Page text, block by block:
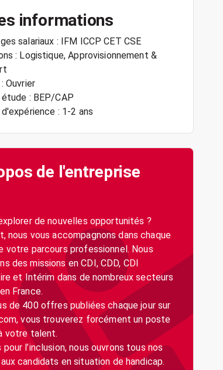
informations
salariaux : IFM ICCP CET CSE
: Logistique, Approvisionnement &
Ouvrier
étude : BEP/CAP
d'expérience : 1-2 ans
de l'entreprise
de nouvelles opportunités ?
nous vous accompagnons dans chaque
votre parcours professionnel. Nous
des missions en CDI, CDD, CDI
et Intérim dans de nombreux secteurs
France.
de 400 offres publiées chaque jour sur
vous trouverez forcément un poste
votre talent.
pour l’inclusion, nous ouvrons tous nos
candidats en situation de handicap.